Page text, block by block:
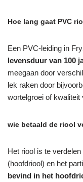
Hoe lang gaat PVC
Een PVC-leiding in
levensduur van 100
meegaan door
lek raken door
wortelgroei of kwaliteit
wie betaald de riool
Het riool is te
(hoofdriool) en het
bevind in het